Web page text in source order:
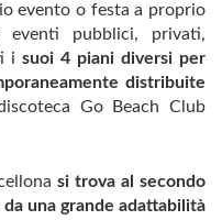
evento o festa a proprio
eventi pubblici, privati,
i suoi 4 piani diversi per
distribuite
Go Beach Club
si trova al secondo
una grande adattabilità